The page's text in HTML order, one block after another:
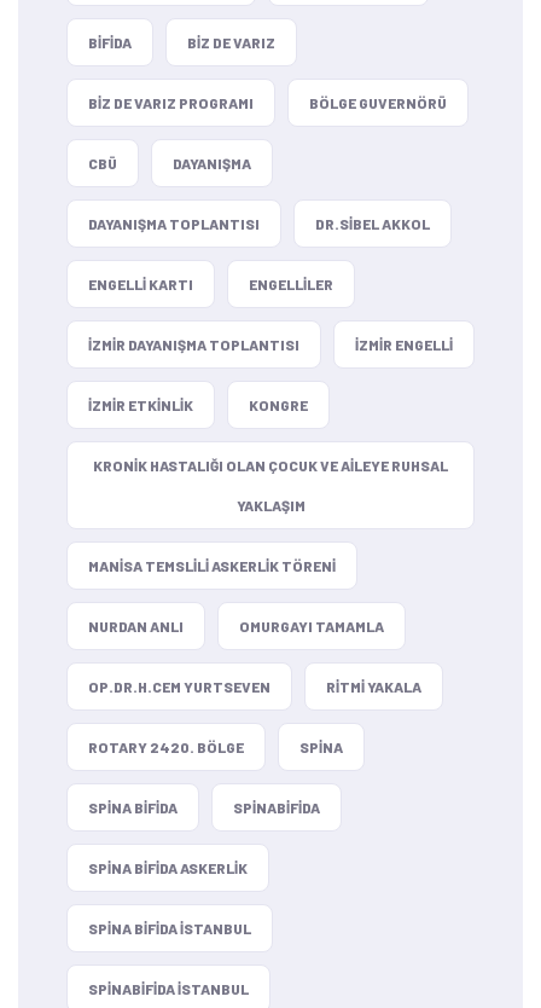
BIFIDA BIZ DE VARIZ
BIZ DE VARIZ PROGRAMI BÖLGE GUVERNÖRÜ
CBÜ DAYANIŞMA
DAYANIŞMA TOPLANTISI DR.SIBEL AKKOL
ENGELLI KARTI ENGELLILER
IZMIR DAYANIŞMA TOPLANTISI IZMIR ENGELLI
IZMIR ETKINLIK KONGRE
KRONIK HASTALIĞI OLAN ÇOCUK VE AILEYE RUHSAL
YAKLAŞIM
MANISA TEMSLILI ASKERLIK TÖRENI
NURDAN ANLI OMURGAYI TAMAMLA
OP.DR.H.CEM YURTSEVEN RITMI YAKALA
ROTARY 2420. BÖLGE SPINA
SPINA BIFIDA SPINABIFIDA
SPINA BIFIDA ASKERLIK
SPINA BIFIDA ISTANBUL
SPINABIFIDA ISTANBUL